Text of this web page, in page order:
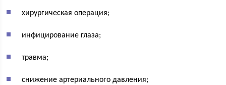
хирургическая операция;
инфицирование глаза;
травма;
снижение артериального давления;